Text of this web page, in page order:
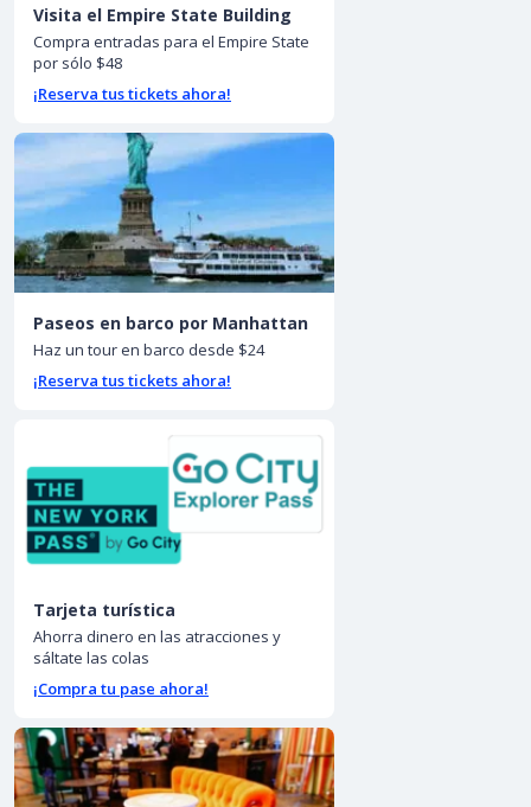
Visita el Empire State Building
Compra entradas para el Empire State
por sólo $48
¡Reserva tus tickets ahora!
Paseos en barco por Manhattan
Haz un tour en barco desde $24
¡Reserva tus tickets ahora!
Tarjeta turística
Ahorra dinero en las atracciones y
sáltate las colas
¡Compra tu pase ahora!